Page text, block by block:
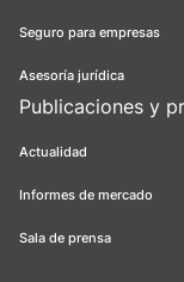
Seguro para empresas
Asesoría jurídica
Publicaciones y
Actualidad
Informes de mercado
Sala de prensa